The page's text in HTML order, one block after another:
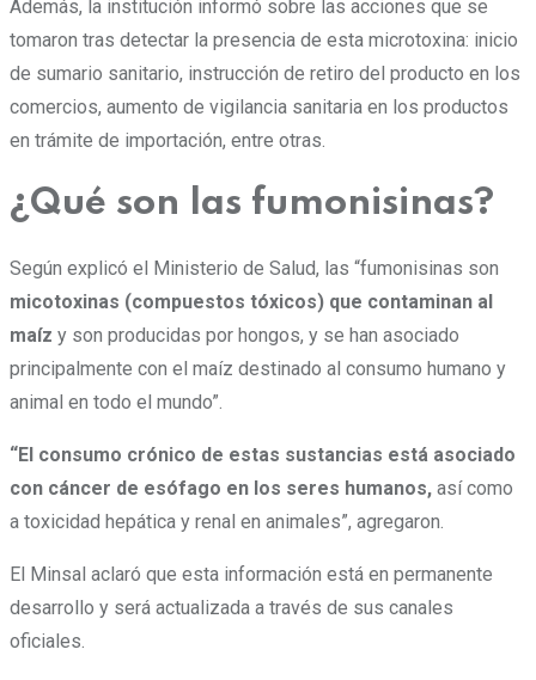
Además, la institución informó sobre las acciones que se
tomaron tras detectar la presencia de esta microtoxina: inicio
de sumario sanitario, instrucción de retiro del producto en los
comercios, aumento de vigilancia sanitaria en los productos
en trámite de importación, entre otras.
¿Qué son las fumonisinas?
Según explicó el Ministerio de Salud, las “fumonisinas son
micotoxinas (compuestos tóxicos) que contaminan al
maíz y son producidas por hongos, y se han asociado
principalmente con el maíz destinado al consumo humano y
animal en todo el mundo”.
“El consumo crónico de estas sustancias está asociado
con cáncer de esófago en los seres humanos, así como
a toxicidad hepática y renal en animales”, agregaron.
El Minsal aclaró que esta información está en permanente
desarrollo y será actualizada a través de sus canales
oficiales.